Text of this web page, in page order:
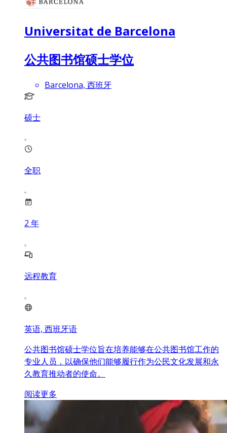
Universitat de Barcelona
公共图书馆硕士学位
Barcelona, 西班牙
硕士
全职
2 年
远程教育
英语, 西班牙语
公共图书馆硕士学位旨在培养能够在公共图书馆工作的
专业人员，以确保他们能够履行作为公民文化发展和永
久教育推动者的使命。
阅读更多